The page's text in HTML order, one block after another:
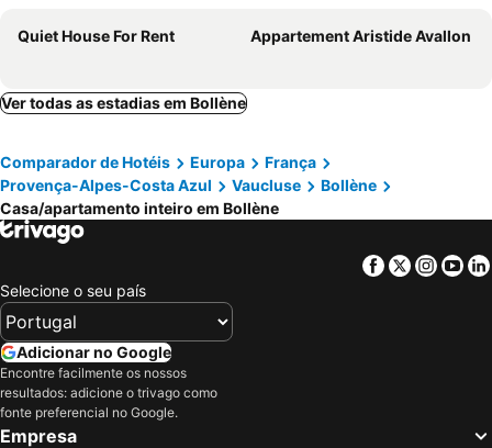
Quiet House For Rent Appartement Aristide Avallon
Ver todas as estadias em Bollène
Comparador de Hotéis Europa
França
Provença-Alpes-Costa Azul
Vaucluse
Bollène
Casa/apartamento inteiro em Bollène
Facebook
Twitter
Selecione o seu país
Adicionar no Google
Encontre facilmente os nossos
resultados: adicione o trivago como
fonte preferencial no Google.
Empresa